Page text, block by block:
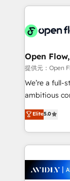
things are
most
integrated
and Stockholm Elixir is a first mover
when it
acumen,
integrate
MicroSoft, custom
execution,
Open
提供元：Open
We’re a full-
ambitious
upgrading
generating aspect
HubSpot
nerds who
experience. Working hand-in-hand with your team,
Elite5.0